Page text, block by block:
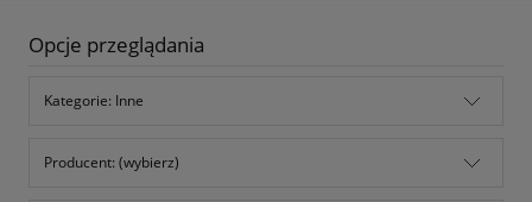
Opcje przeglądania
Kategorie: Inne
Producent: (wybierz)